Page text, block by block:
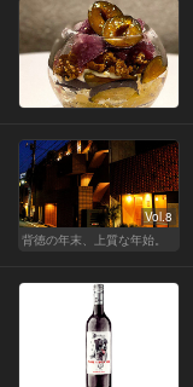
Vol.8
背徳の年末、上質な年始。